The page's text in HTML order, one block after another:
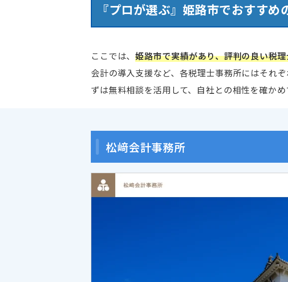
『プロが選ぶ』姫路市でおすす
ここでは、姫路市で実績があり、評判の良い税
会計の導入支援など、各税理士事務所にはそれ
ずは無料相談を活用して、自社との相性を確かめ
松﨑会計事務所